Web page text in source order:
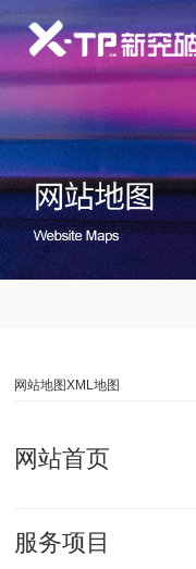
网站地图XML地图
网站首页
服务项目